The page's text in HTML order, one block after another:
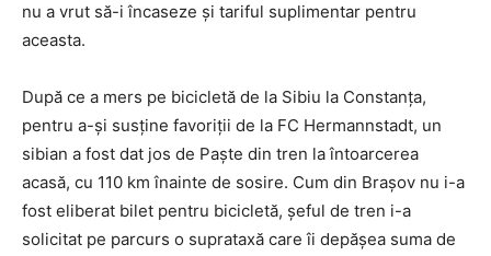
nu a vrut să-i încaseze și tariful suplimentar pentru
aceasta.
După ce a mers pe bicicletă de la Sibiu la Constanța,
pentru a-și susține favoriții de la FC Hermannstadt, un
sibian a fost dat jos de Paște din tren la întoarcerea
acasă, cu 110 km înainte de sosire. Cum din Brașov nu i-a
fost eliberat bilet pentru bicicletă, șeful de tren i-a
solicitat pe parcurs o suprataxă care îi depășea suma de